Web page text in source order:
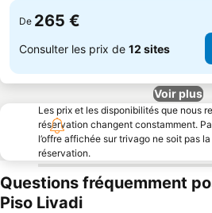
De 265 €
Consulter les prix de 12 sites
Voir plus
Les prix et les disponibilités que nous
réservation changent constamment.
l’offre affichée sur trivago ne soit pas
réservation.
Questions fréquemment
Piso Livadi